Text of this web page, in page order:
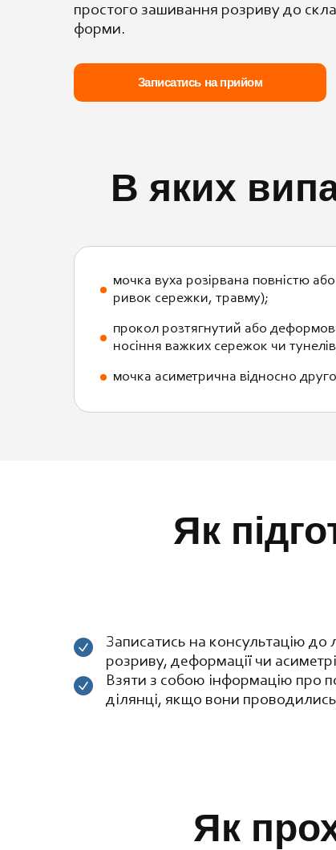
простого зашивання розриву до
форми.
Записатись на прийом
В яких
мочка вуха розірвана повністю
ривок сережки, травму);
прокол розтягнутий або
носіння важких сережок чи
мочка асиметрична відносно
Як
Записатись на консультацію до
розриву, деформації чи
Взяти з собою інформацію про
ділянці, якщо вони
Як